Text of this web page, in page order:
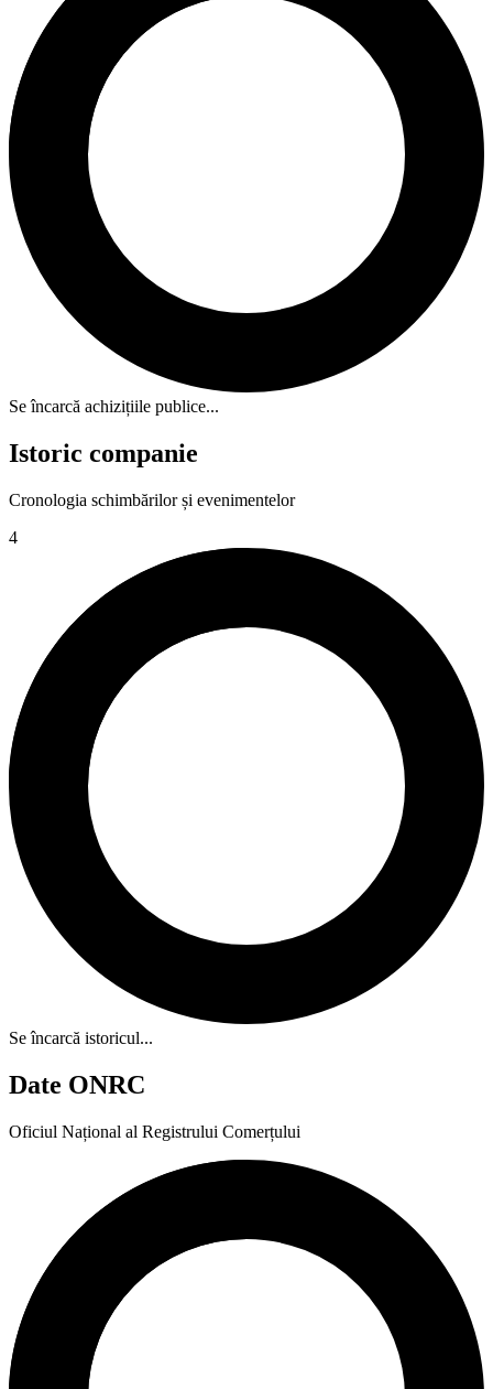
Se încarcă achizițiile publice...
Istoric companie
Cronologia schimbărilor și evenimentelor
4
Se încarcă istoricul...
Date ONRC
Oficiul Național al Registrului Comerțului